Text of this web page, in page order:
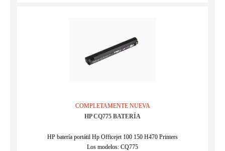
COMPLETAMENTE NUEVA
HP CQ775 BATERÍA
HP batería portátil Hp Officejet 100 150 H470 Printers
Los modelos: CQ775